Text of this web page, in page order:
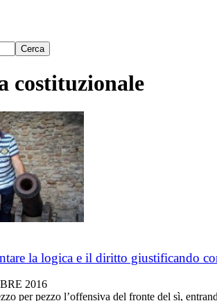
costituzionale
la logica e il diritto giustificando
2016
per pezzo l’offensiva del fronte del sì,